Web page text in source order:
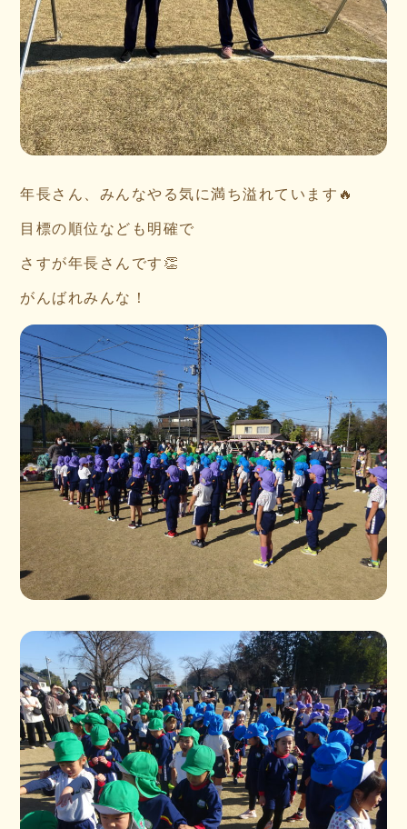
年長さん、みんなやる気に満ち溢れています🔥
目標の順位なども明確で
さすが年長さんです👏
がんばれみんな！